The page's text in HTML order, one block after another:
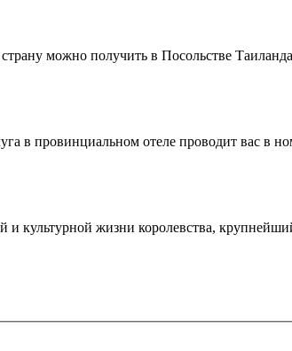
можно получить в Посольстве
в провинциальном отеле проводит вас в
и культурной жизни королевства,